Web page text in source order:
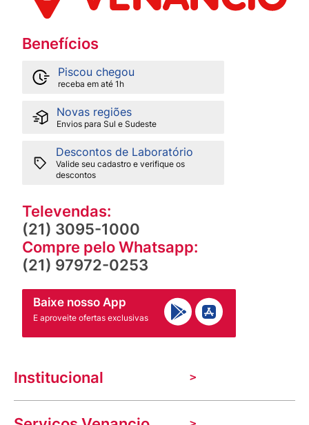
Benefícios
Piscou chegou
receba em até 1h
Novas regiões
Envios para Sul e Sudeste
Descontos de Laboratório
Valide seu cadastro e verifique os
descontos
Televendas:
(21) 3095-1000
Compre pelo Whatsapp:
(21) 97972-0253
Baixe nosso App
E aproveite ofertas exclusivas
Institucional
A Venancio